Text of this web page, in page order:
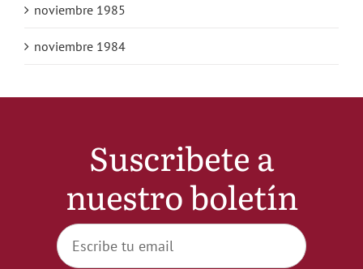
noviembre 1985
noviembre 1984
Suscribete a
nuestro boletín